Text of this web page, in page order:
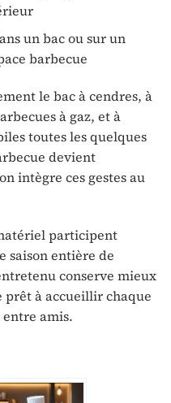
un bac ou sur un
barbecue
le bac à cendres, à
à gaz, et à
toutes les quelques
devient
intègre ces gestes au
participent
saison entière de
conserve mieux
prêt à accueillir chaque
amis.